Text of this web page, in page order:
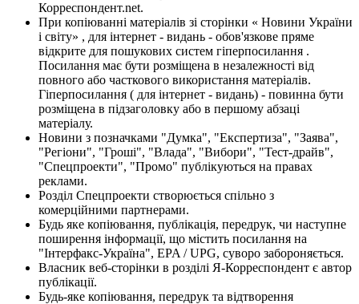
Корреспондент.net.
При копіюванні матеріалів зі сторінки « Новини України
і світу» , для інтернет - видань - обов'язкове пряме
відкрите для пошукових систем гіперпосилання .
Посилання має бути розміщена в незалежності від
повного або часткового використання матеріалів.
Гіперпосилання ( для інтернет - видань) - повинна бути
розміщена в підзаголовку або в першому абзаці
матеріалу.
Новини з позначками "Думка", "Експертиза", "Заява",
"Регіони", "Гроші", "Влада", "Вибори", "Тест-драйв",
"Спецпроекти", "Промо" публікуються на правах
реклами.
Розділ Спецпроекти створюється спільно з
комерційними партнерами.
Будь яке копіювання, публікація, передрук, чи наступне
поширення інформації, що містить посилання на
"Інтерфакс-Україна", EPA / UPG, суворо забороняється.
Власник веб-сторінки в розділі Я-Корреспондент є автор
публікації.
Будь-яке копіювання, передрук та відтворення